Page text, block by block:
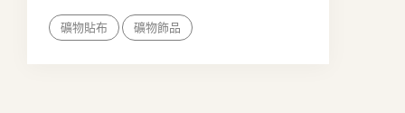
礦物貼布 礦物飾品